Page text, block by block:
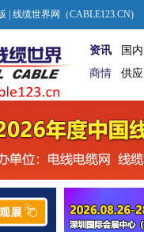
| 线缆世界网（CABLE123.CN)
资讯 国内
商情
供应